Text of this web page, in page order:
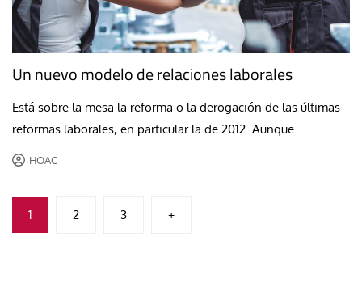
Un nuevo modelo de relaciones laborales
Está sobre la mesa la reforma o la derogación de las últimas
reformas laborales, en particular la de 2012. Aunque
HOAC
Paginación
de
1 2 3 +